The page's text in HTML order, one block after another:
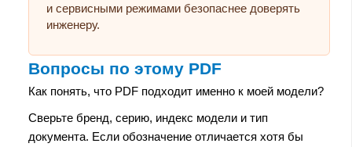
и сервисными режимами безопаснее доверять
инженеру.
Вопросы по этому PDF
Как понять, что PDF подходит именно к моей модели?
Сверьте бренд, серию, индекс модели и тип
документа. Если обозначение отличается хотя бы